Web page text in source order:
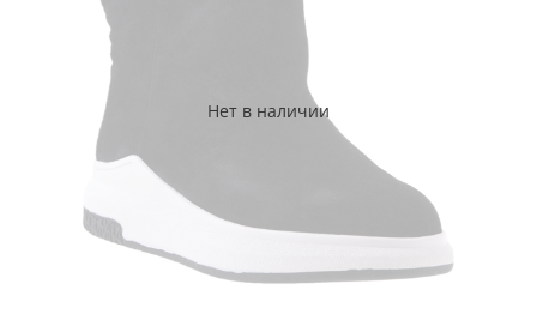
Нет в наличии